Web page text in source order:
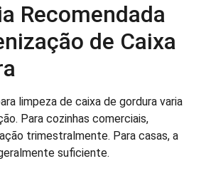
Recomendada
de Caixa
limpeza de caixa de gordura varia
Para cozinhas comerciais,
trimestralmente. Para casas, a
suficiente.